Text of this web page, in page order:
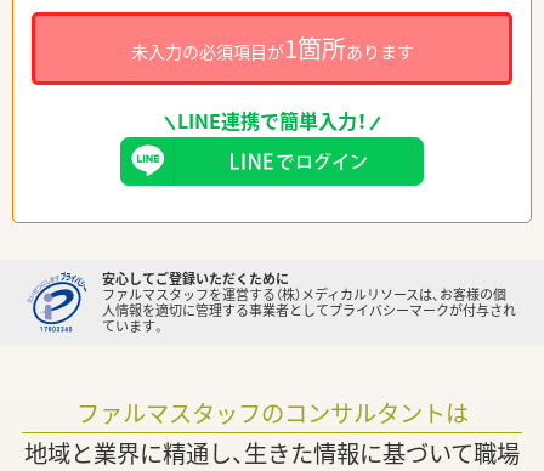
未入力の必須項目が1箇所あります
LINE連携で簡単入力！
安心してご登録いただくために
ファルマスタッフを運営する（株）メディカルリソースは、お客様の個
人情報を適切に管理する事業者としてプライバシーマークが付与され
ています。
ファルマスタッフのコンサルタントは
地域と業界に精通し、生きた情報に基づいて職場